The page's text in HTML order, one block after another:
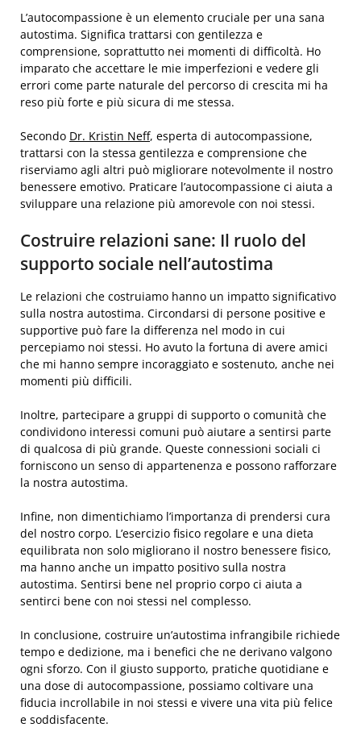
L’autocompassione è un elemento cruciale per una sana
autostima. Significa trattarsi con gentilezza e
comprensione, soprattutto nei momenti di difficoltà. Ho
imparato che accettare le mie imperfezioni e vedere gli
errori come parte naturale del percorso di crescita mi ha
reso più forte e più sicura di me stessa.
Secondo Dr. Kristin Neff, esperta di autocompassione,
trattarsi con la stessa gentilezza e comprensione che
riserviamo agli altri può migliorare notevolmente il nostro
benessere emotivo. Praticare l’autocompassione ci aiuta a
sviluppare una relazione più amorevole con noi stessi.
Costruire relazioni sane: Il ruolo del
supporto sociale nell’autostima
Le relazioni che costruiamo hanno un impatto significativo
sulla nostra autostima. Circondarsi di persone positive e
supportive può fare la differenza nel modo in cui
percepiamo noi stessi. Ho avuto la fortuna di avere amici
che mi hanno sempre incoraggiato e sostenuto, anche nei
momenti più difficili.
Inoltre, partecipare a gruppi di supporto o comunità che
condividono interessi comuni può aiutare a sentirsi parte
di qualcosa di più grande. Queste connessioni sociali ci
forniscono un senso di appartenenza e possono rafforzare
la nostra autostima.
Infine, non dimentichiamo l’importanza di prendersi cura
del nostro corpo. L’esercizio fisico regolare e una dieta
equilibrata non solo migliorano il nostro benessere fisico,
ma hanno anche un impatto positivo sulla nostra
autostima. Sentirsi bene nel proprio corpo ci aiuta a
sentirci bene con noi stessi nel complesso.
In conclusione, costruire un’autostima infrangibile richiede
tempo e dedizione, ma i benefici che ne derivano valgono
ogni sforzo. Con il giusto supporto, pratiche quotidiane e
una dose di autocompassione, possiamo coltivare una
fiducia incrollabile in noi stessi e vivere una vita più felice
e soddisfacente.